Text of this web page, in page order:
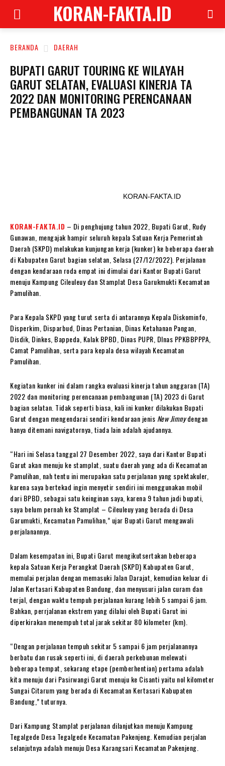
KORAN-FAKTA.ID
BERANDA DAERAH
BUPATI GARUT TOURING KE WILAYAH
GARUT SELATAN, EVALUASI KINERJA TA
2022 DAN MONITORING PERENCANAAN
PEMBANGUNAN TA 2023
KORAN-FAKTA.ID
KORAN-FAKTA.ID – Di penghujung tahun 2022, Bupati Garut, Rudy
Gunawan, mengajak hampir seluruh kepala Satuan Kerja Pemerintah
Daerah (SKPD) melakukan kunjungan kerja (kunker) ke beberapa daerah
di Kabupaten Garut bagian selatan, Selasa (27/12/2022). Perjalanan
dengan kendaraan roda empat ini dimulai dari Kantor Bupati Garut
menuju Kampung Cileuleuy dan Stamplat Desa Garukmukti Kecamatan
Pamulihan.
Para Kepala SKPD yang turut serta di antarannya Kepala Diskominfo,
Disperkim, Disparbud, Dinas Pertanian, Dinas Ketahanan Pangan,
Disdik, Dinkes, Bappeda, Kalak BPBD, Dinas PUPR, DInas PPKBBPPPA,
Camat Pamulihan, serta para kepala desa wilayah Kecamatan
Pamulihan.
Kegiatan kunker ini dalam rangka evaluasi kinerja tahun anggaran (TA)
2022 dan monitoring perencanaan pembangunan (TA) 2023 di Garut
bagian selatan. Tidak seperti biasa, kali ini kunker dilakukan Bupati
Garut dengan mengendarai sendiri kendaraan jenis New Jimnydengan
hanya ditemani navigatornya, tiada lain adalah ajudannya.
“Hari ini Selasa tanggal 27 Desember 2022, saya dari Kantor Bupati
Garut akan menuju ke stamplat, suatu daerah yang ada di Kecamatan
Pamulihan, nah tentu ini merupakan satu perjalanan yang spektakuler,
karena saya bertekad ingin menyetir sendiri ini menggunakan mobil
dari BPBD, sebagai satu keinginan saya, karena 9 tahun jadi bupati,
saya belum pernah ke Stamplat – Cileuleuy yang berada di Desa
Garumukti, Kecamatan Pamulihan,” ujar Bupati Garut mengawali
perjalanannya.
Dalam kesempatan ini, Bupati Garut mengikutsertakan beberapa
kepala Satuan Kerja Perangkat Daerah (SKPD) Kabupaten Garut,
memulai perjalan dengan memasuki Jalan Darajat, kemudian keluar di
Jalan Kertasari Kabupaten Bandung, dan menyusuri jalan curam dan
terjal, dengan waktu tempuh perjalanan kurang lebih 5 sampai 6 jam.
Bahkan, perrjalanan ekstrem yang dilalui oleh Bupati Garut ini
diperkirakan menempuh total jarak sekitar 80 kilometer (km).
“Dengan perjalanan tempuh sekitar 5 sampai 6 jam perjalanannya
berbatu dan rusak seperti ini, di daerah perkebunan melewati
beberapa tempat, sekarang etape (pemberhentian) pertama adalah
kita menuju dari Pasirwangi Garut menuju ke Cisanti yaitu nol kilometer
Sungai Citarum yang berada di Kecamatan Kertasari Kabupaten
Bandung,” tuturnya.
Dari Kampung Stamplat perjalanan dilanjutkan menuju Kampung
Tegalgede Desa Tegalgede Kecamatan Pakenjeng. Kemudian perjalan
selanjutnya adalah menuju Desa Karangsari Kecamatan Pakenjeng.